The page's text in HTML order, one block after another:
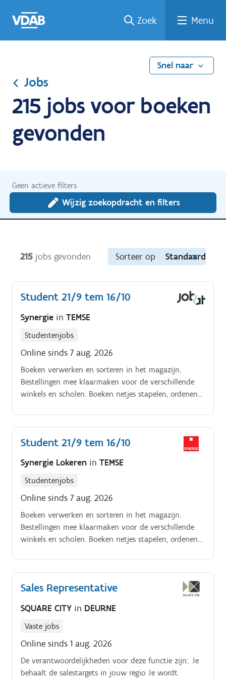
naar
een
een
job
naar
Zoek Menu
Snel naar
Jobs
215 jobs voor boeken
gevonden
Geen actieve filters
Wijzig zoekopdracht en filters
215 jobs gevonden Sorteer op Standaard
Student 21/9 tem 16/10
Synergie in TEMSE
Studentenjobs
Online sinds 7 aug. 2026
Boeken verwerken en sorteren in het magazijn.
Bestellingen mee klaarmaken voor de verschillende
winkels en scholen. Boeken netjes stapelen, ordenen
duidelijke logistieke flow samen met je collega's.
Student 21/9 tem 16/10
Synergie Lokeren in TEMSE
Studentenjobs
Online sinds 7 aug. 2026
Boeken verwerken en sorteren in het magazijn.
Bestellingen mee klaarmaken voor de verschillende
winkels en scholen. Boeken netjes stapelen, ordenen
Sales Representative
SQUARE CITY in DEURNE
Vaste jobs
Online sinds 1 aug. 2026
De verantwoordelijkheden voor deze functie zijn:. Je
behaalt de salestargets in jouw regio Je wordt